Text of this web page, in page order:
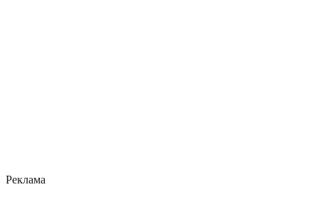
Реклама